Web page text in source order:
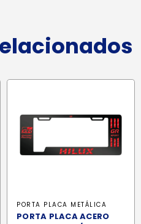
PORTA PLACA METÁLICA
PORTA PLACA ACERO